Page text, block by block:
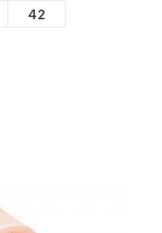
42